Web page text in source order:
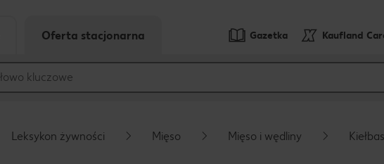
Gazetka Kaufland
Oferta stacjonarna
Leksykon żywności Mięso Mięso i wędliny